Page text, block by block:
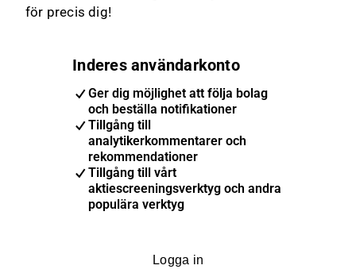
för precis dig!
Inderes användarkonto
Ger dig möjlighet att följa bolag
och beställa notifikationer
Tillgång till
analytikerkommentarer och
rekommendationer
Tillgång till vårt
aktiescreeningsverktyg och andra
populära verktyg
Logga in